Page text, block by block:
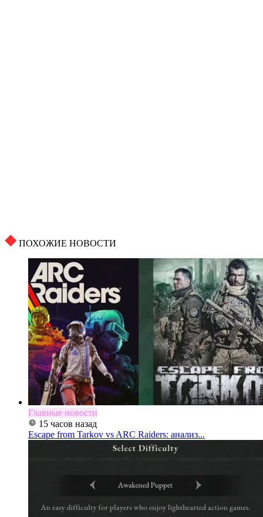
ПОХОЖИЕ НОВОСТИ
Главные новости
15 часов назад
Escape from Tarkov vs ARC Raiders: анализ...